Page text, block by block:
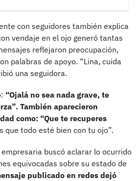
con seguidores también explica
vendaje en el ojo generó tantas
reflejaron preocupación,
palabras de apoyo. “Lina, cuida
una seguidora.
“Ojalá no sea nada grave, te
También aparecieron
como: “Que te recuperes
que todo esté bien con tu ojo”.
buscó aclarar lo ocurrido
equivocadas sobre su estado de
publicado en redes dejó